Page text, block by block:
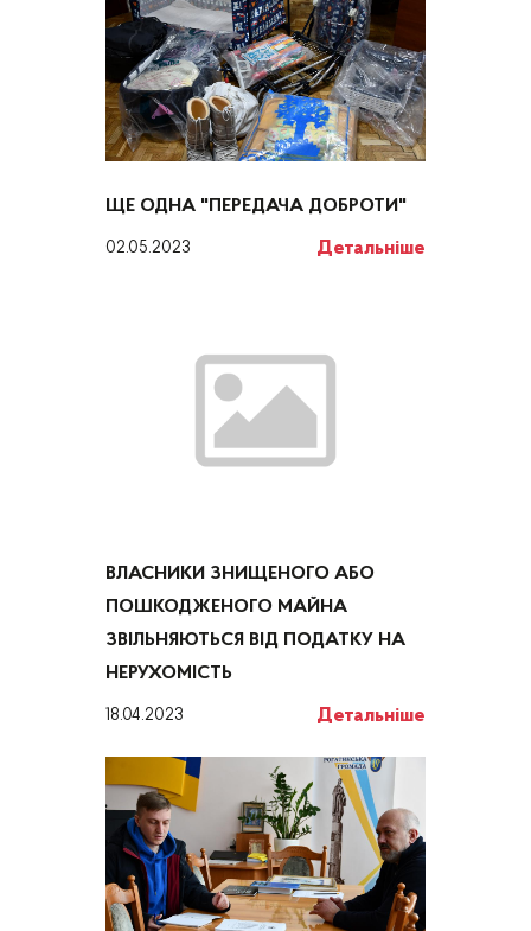
ЩЕ ОДНА "ПЕРЕДАЧА ДОБРОТИ"
02.05.2023 Детальніше
ВЛАСНИКИ ЗНИЩЕНОГО АБО
ПОШКОДЖЕНОГО МАЙНА
ЗВІЛЬНЯЮТЬСЯ ВІД ПОДАТКУ НА
НЕРУХОМІСТЬ
18.04.2023 Детальніше